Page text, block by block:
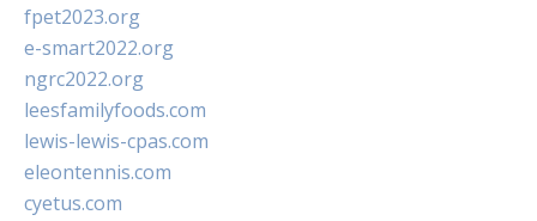
fpet2023.org
e-smart2022.org
ngrc2022.org
leesfamilyfoods.com
lewis-lewis-cpas.com
eleontennis.com
cyetus.com